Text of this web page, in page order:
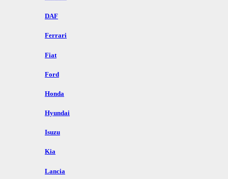
DAF
Ferrari
Fiat
Ford
Honda
Hyundai
Isuzu
Kia
Lancia